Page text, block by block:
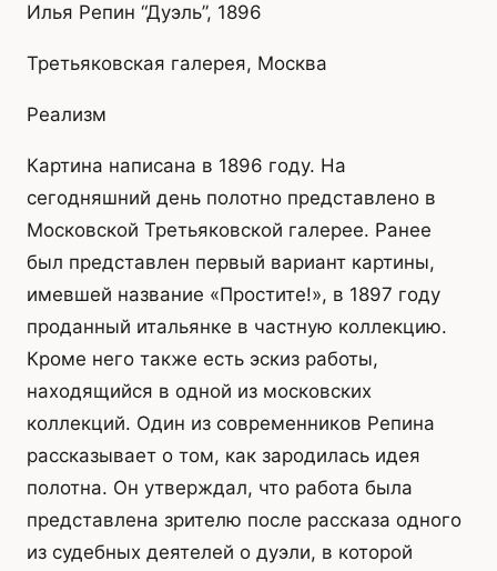
Илья Репин “Дуэль”, 1896
Третьяковская галерея, Москва
Реализм
Картина написана в 1896 году. На
сегодняшний день полотно представлено в
Московской Третьяковской галерее. Ранее
был представлен первый вариант картины,
имевшей название «Простите!», в 1897 году
проданный итальянке в частную коллекцию.
Кроме него также есть эскиз работы,
находящийся в одной из московских
коллекций. Один из современников Репина
рассказывает о том, как зародилась идея
полотна. Он утверждал, что работа была
представлена зрителю после рассказа одного
из судебных деятелей о дуэли, в которой